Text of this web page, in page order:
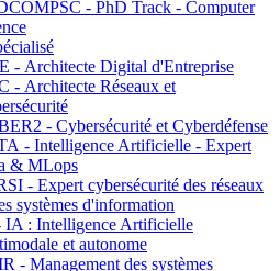
- PhD Track - Computer
- Architecte Digital d'Entreprise
- Architecte Réseaux et
- Cybersécurité et Cyberdéfense
- Intelligence Artificielle - Expert
& MLops
- Expert cybersécurité des réseaux
systèmes d'information
: Intelligence Artificielle
et autonome
- Management des systèmes